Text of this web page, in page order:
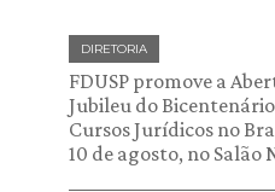
DIRETORIA
FDUSP promove a
Jubileu do
Cursos Jurídicos no
10 de agosto, no Salão